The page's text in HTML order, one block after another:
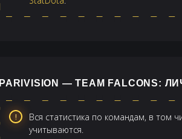
PARIVISION — TEAM FALCONS:
Вся статистика по командам, в том
учитываются.